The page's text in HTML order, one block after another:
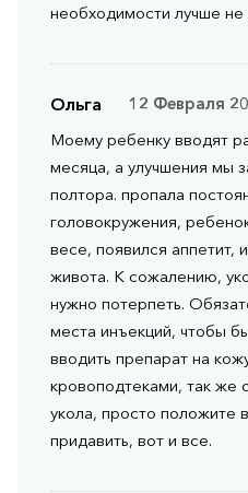
необходимости лучше не
Ольга
12 Февраля
Моему ребенку вводят
месяца, а улучшения мы
полтора. пропала
головокружения,
весе, появился аппетит,
живота. К сожалению,
нужно потерпеть.
места инъекций, чтобы
вводить препарат на
кровоподтеками, так же
укола, просто положите
придавить, вот и все.